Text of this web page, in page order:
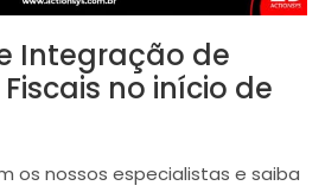
Integração de
no início de
os nossos especialistas e saiba